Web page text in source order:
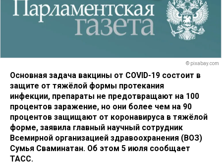
© pixabay.com
Основная задача вакцины от COVID-19 состоит в
защите от тяжёлой формы протекания
инфекции, препараты не предотвращают на 100
процентов заражение, но они более чем на 90
процентов защищают от коронавируса в тяжёлой
форме, заявила главный научный сотрудник
Всемирной организацией здравоохранения (ВОЗ)
Сумья Сваминатан. Об этом 5 июля сообщает
ТАСС.